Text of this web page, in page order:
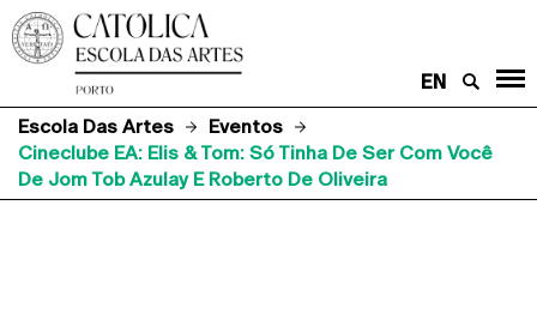
EN
Escola Das Artes
Eventos
Cineclube EA: Elis & Tom: Só Tinha De Ser Com Você
De Jom Tob Azulay E Roberto De Oliveira